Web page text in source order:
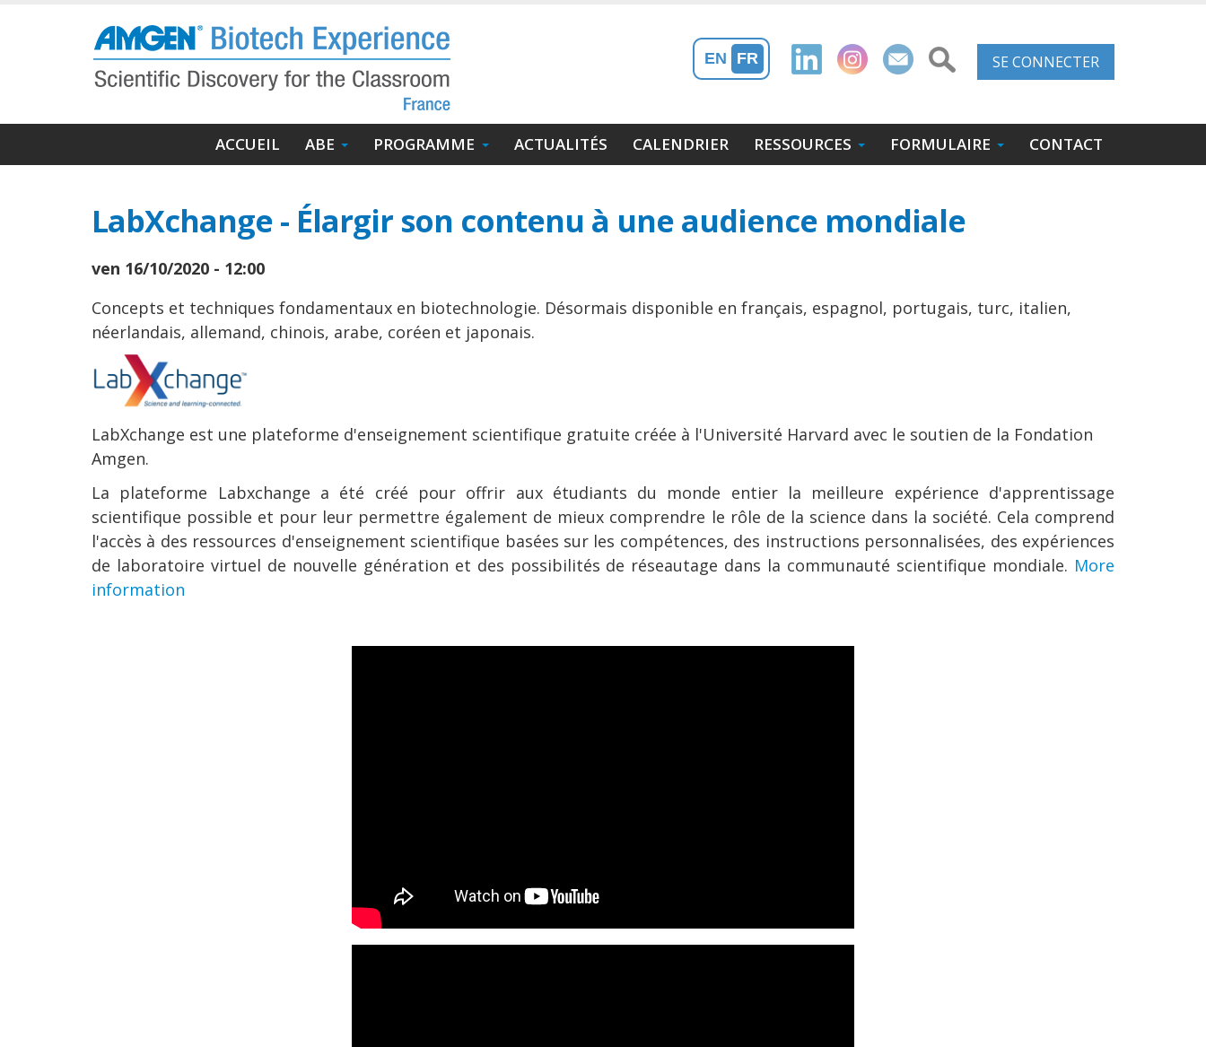
Menu
compte
de
l'utilisateur
SE CONNECTER
EN FR
Navigation
ACCUEIL ABE PROGRAMME ACTUALITÉS CALENDRIER RESSOURCES FORMULAIRE CONTACT
LabXchange - Élargir son contenu à une audience mondiale
ven 16/10/2020 - 12:00
Concepts et techniques fondamentaux en biotechnologie. Désormais disponible en français, espagnol, portugais, turc, italien,
néerlandais, allemand, chinois, arabe, coréen et japonais.
LabXchange est une plateforme d'enseignement scientifique gratuite créée à l'Université Harvard avec le soutien de la Fondation
Amgen.
La plateforme Labxchange a été créé pour offrir aux étudiants du monde entier la meilleure expérience d'apprentissage
scientifique possible et pour leur permettre également de mieux comprendre le rôle de la science dans la société. Cela comprend
l'accès à des ressources d'enseignement scientifique basées sur les compétences, des instructions personnalisées, des expériences
de laboratoire virtuel de nouvelle génération et des possibilités de réseautage dans la communauté scientifique mondiale. More
information